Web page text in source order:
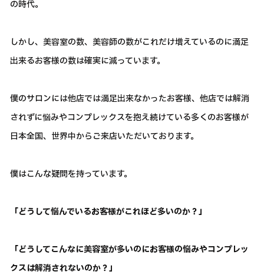
の時代。
しかし、美容室の数、美容師の数がこれだけ増えているのに満足
出来るお客様の数は確実に減っています。
僕のサロンには他店では満足出来なかったお客様、他店では解消
されずに悩みやコンプレックスを抱え続けている多くのお客様が
日本全国、世界中からご来店いただいております。
僕はこんな疑問を持っています。
「どうして悩んでいるお客様がこれほど多いのか？」
「どうしてこんなに美容室が多いのにお客様の悩みやコンプレッ
クスは解消されないのか？」